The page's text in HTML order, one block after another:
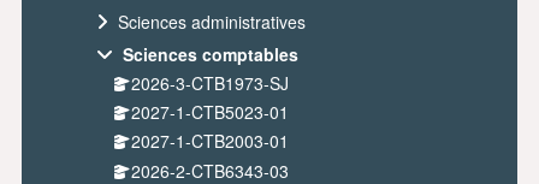
Sciences administratives
Sciences comptables
2026-3-CTB1973-SJ
2027-1-CTB5023-01
2027-1-CTB2003-01
2026-2-CTB6343-03